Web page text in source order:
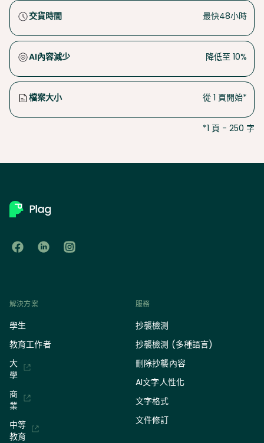
交貨時間
最快48小時
AI內容減少 降低至 10%
檔案大小 從 1 頁開始*
*1 頁 - 250 字
解決方案
學生
教育工作者
大
學
商
業
中等
教育
服務
抄襲檢測
抄襲檢測 (多種語言)
刪除抄襲內容
AI文字人性化
文字格式
文件修訂